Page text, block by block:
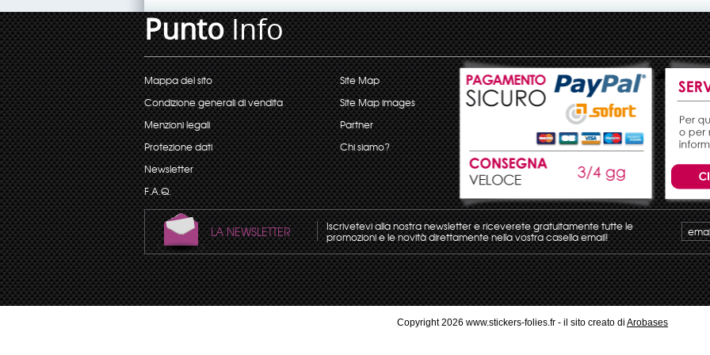
PuntoInfo
Mappa del sito
Condizione generali di vendita
Menzioni legali
Protezione dati
Newsletter
F.A.Q.
Site Map
Site Map images
Partner
Chi siamo?
LA NEWSLETTER Iscrivetevi alla nostra newsletter e riceverete gratuitamente tutte le
promozioni e le novità direttamente nella vostra casella email!
Copyright 2026 www.stickers-folies.fr - il sito creato di Arobases